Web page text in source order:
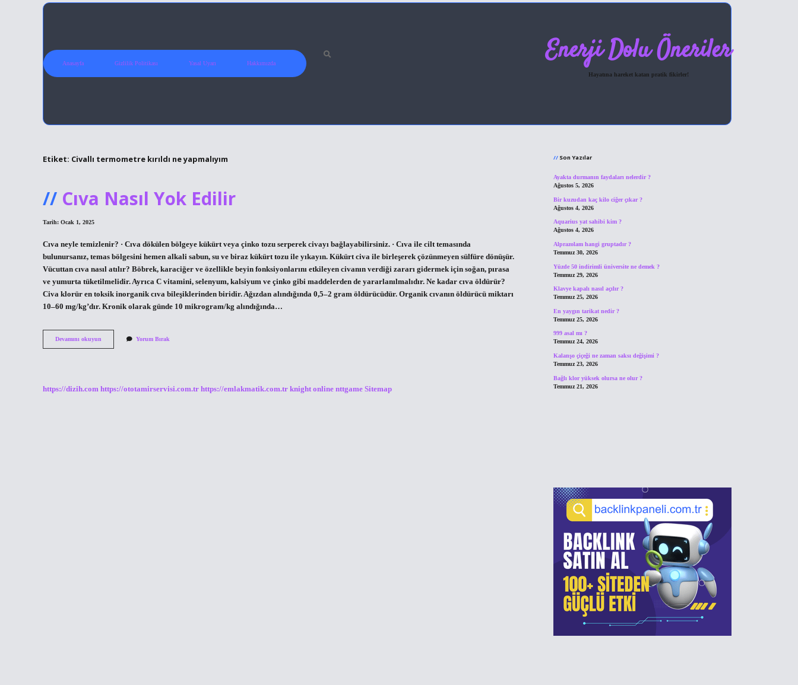
Anasayfa Gizlilik Politikası Yasal Uyarı Hakkımızda Enerji Dolu Öneriler
Hayatına hareket katan pratik fikirler!
Etiket: Civallı termometre kırıldı ne yapmalıyım
Cıva Nasıl Yok Edilir
Tarih: Ocak 1, 2025
Cıva neyle temizlenir? · Cıva dökülen bölgeye kükürt veya çinko tozu serperek civayı bağlayabilirsiniz. · Cıva ile cilt temasında
bulunursanız, temas bölgesini hemen alkali sabun, su ve biraz kükürt tozu ile yıkayın. Kükürt civa ile birleşerek çözünmeyen sülfüre dönüşür.
Vücuttan cıva nasıl atılır? Böbrek, karaciğer ve özellikle beyin fonksiyonlarını etkileyen civanın verdiği zararı gidermek için soğan, pırasa
ve yumurta tüketilmelidir. Ayrıca C vitamini, selenyum, kalsiyum ve çinko gibi maddelerden de yararlanılmalıdır. Ne kadar cıva öldürür?
Civa klorür en toksik inorganik cıva bileşiklerinden biridir. Ağızdan alındığında 0,5–2 gram öldürücüdür. Organik cıvanın öldürücü miktarı
10–60 mg/kg’dır. Kronik olarak günde 10 mikrogram/kg alındığında…
Devamını okuyun
Nasıl
Yorum Bırak
https://dizih.com https://ototamirservisi.com.tr https://emlakmatik.com.tr knight online nttgame Sitemap
Son Yazılar
Ayakta durmanın faydaları nelerdir ?
Ağustos 5, 2026
Bir kuzudan kaç kilo ciğer çıkar ?
Ağustos 4, 2026
Aquarius yat sahibi kim ?
Ağustos 4, 2026
Alprazolam hangi gruptadır ?
Temmuz 30, 2026
Yüzde 50 indirimli üniversite ne demek ?
Temmuz 29, 2026
Klavye kapalı nasıl açılır ?
Temmuz 25, 2026
En yaygın tarikat nedir ?
Temmuz 25, 2026
999 asal mı ?
Temmuz 24, 2026
Kalanşo çiçeği ne zaman saksı değişimi ?
Temmuz 23, 2026
Bağlı klor yüksek olursa ne olur ?
Temmuz 21, 2026